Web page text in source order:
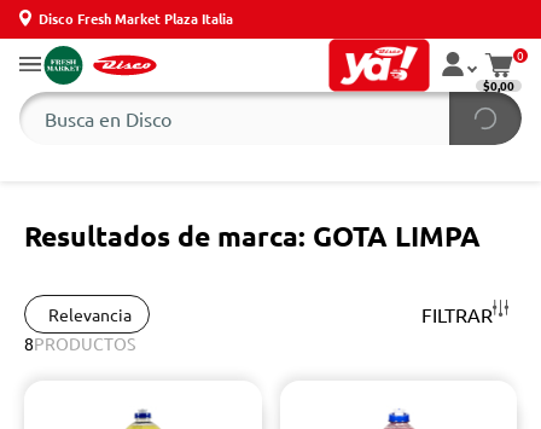
Disco Fresh Market Plaza Italia
0
$0,00
Resultados de marca: GOTA LIMPA
Relevancia FILTRAR
8PRODUCTOS